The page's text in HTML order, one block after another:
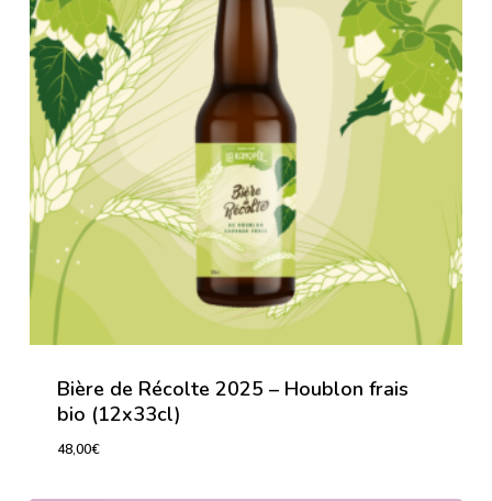
Bière de Récolte 2025 – Houblon frais
bio (12x33cl)
48,00€